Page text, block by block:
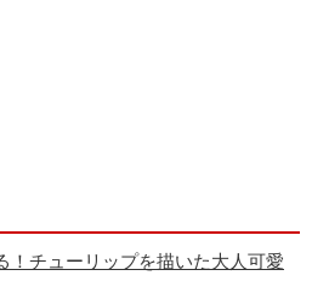
！チューリップを描いた大人可愛